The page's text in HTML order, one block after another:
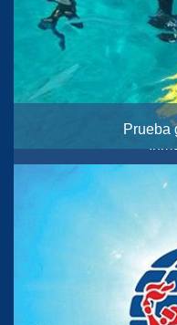
Prueba
Barco,